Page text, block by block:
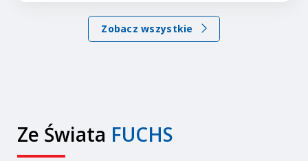
Zobacz wszystkie
Ze Świata FUCHS